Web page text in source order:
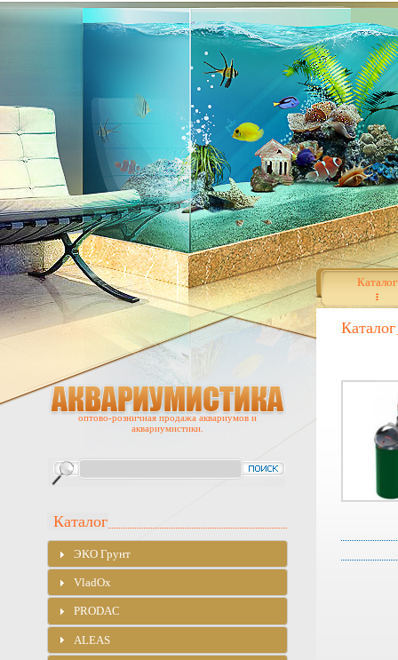
Каталог
Каталог
оптово-розничная продажа аквариумов и
аквариумистики.
Каталог
ЭKO Грунт
VladOx
PRODAC
ALEAS